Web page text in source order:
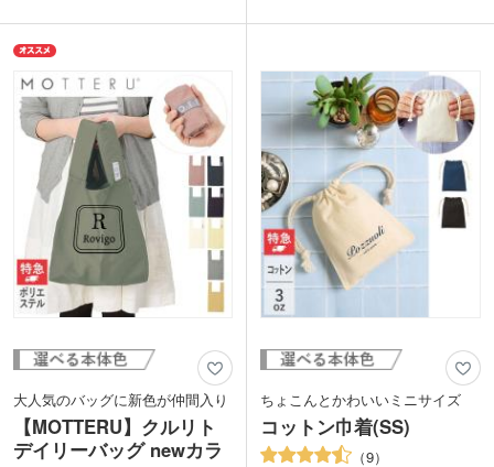
トン素材を使用しているので実用性も抜
群です。
表示価格は印刷代込みの格安価格！フル
カラーのデザインも1色のデザインも同
価格でご対応。1枚からの小ロットでご
注文いただけます。スポーツチームやラ
イブ・イベントのオリジナルグッズにい
かがでしょうか。
キャンペーンの景品として配りやすいの
も魅力です。アーティストやキャラクタ
ーグッズの制作、同人イベントなど、幅
広いシーンで活躍します。
大人気のバッグに新色が仲間入り
【MOTTERU】クルリト
デイリーバッグ newカラ
ちょこんとかわいいミニサイズ
コットン巾着(SS)
9